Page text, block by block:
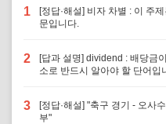
1
[정답·해설] 비자 차별 : 이 주
문입니다.
2
[답과 설명] dividend : 배당금
소로 반드시 알아야 할 단어입
3
[정답·해설] "축구 경기 - 오사
부"